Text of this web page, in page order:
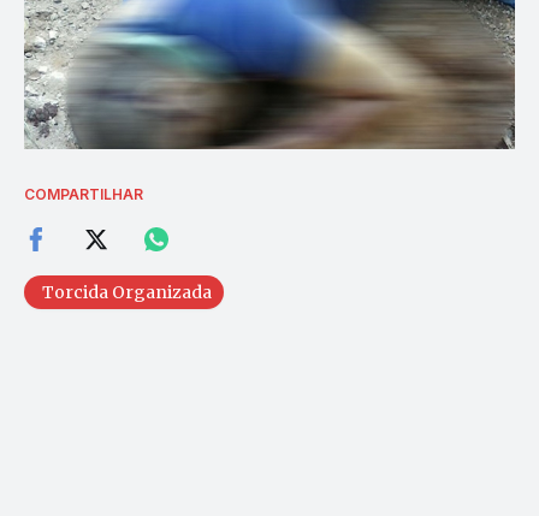
COMPARTILHAR
Torcida Organizada